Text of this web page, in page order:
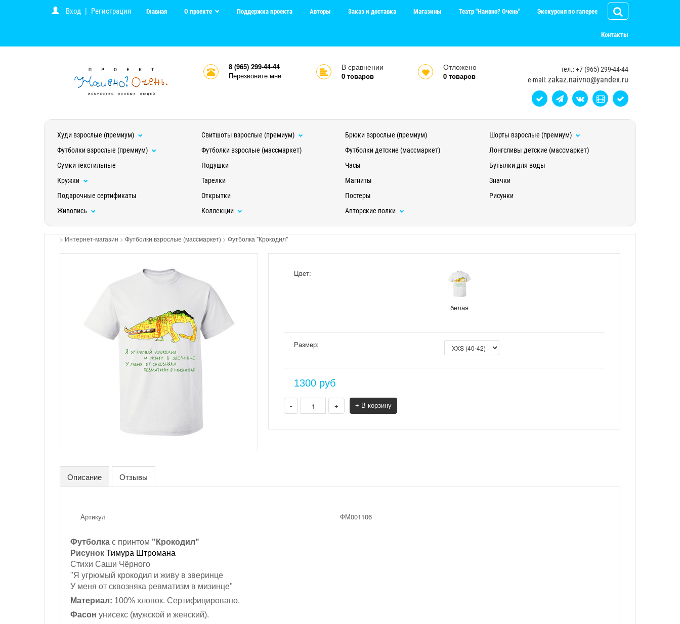
Вход | Регистрация Главная О проекте Поддержка проекта Авторы Заказ и доставка Магазины Театр "Наивно? Очень" Экскурсия по галерее
Контакты
8 (965) 299-44-44
Перезвоните мне
В сравнении
0товаров
Отложено
0 товаров
тел.: +7 (965) 299-44-44
e-mail:zakaz.naivno@yandex.ru
Худи взрослые (премиум) Свитшоты взрослые (премиум) Брюки взрослые (премиум)
Шорты взрослые (премиум)
Футболки взрослые (премиум)
Футболки взрослые (массмаркет) Футболки детские (массмаркет)
Лонгсливы детские (массмаркет)
Сумки текстильные
Подушки Часы
Бутылки для воды
Кружки
Тарелки Магниты
Значки
Подарочные сертификаты
Открытки Постеры
Рисунки
Живопись
Коллекции Авторские полки
> Интернет-магазин > Футболки взрослые (массмаркет) > Футболка "Крокодил"
Цвет:
белая
Размер:
1300 руб
- + + В корзину
Описание Отзывы
Артикул ФМ001106
Футболка с принтом "Крокодил"
Рисунок Тимура Штромана
Стихи Саши Чёрного
"Я угрюмый крокодил и живу в зверинце
У меня от сквозняка ревматизм в мизинце"
Материал: 100% хлопок. Сертифицировано.
Фасон унисекс (мужской и женский).